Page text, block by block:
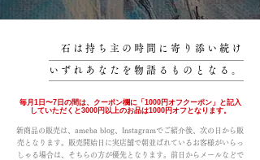
石は持ち主の時間に寄り添い続け
いずれあなたを物語るものとなる。
毎月1日〜7日の間は、クーポン欄に「1000円オフクーポン」と記入
していただくと3000円以上のお品は1000円オフとなります。
新商品の販売は、ameba blog、Instagramでご紹介後、次の日から販
売となります。販売開始日に実店舗で朝並ばれているお客様がいらっ
しゃる場合は、そちらの方が優先となります。前日からメールなどで